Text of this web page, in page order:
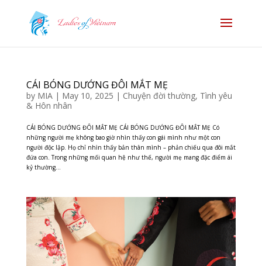
CÁI BÓNG DƯỚNG ĐÔI MẮT MẸ
by MIA| May 10, 2025 | Chuyện đời thường, Tình yêu
& Hôn nhân
CÁI BÓNG DƯỚNG ĐÔI MẮT MẸ CÁI BÓNG DƯỚNG ĐÔI MẮT MẸ Có
những người mẹ không bao giờ nhìn thấy con gái mình như một con
người độc lập. Họ chỉ nhìn thấy bản thân mình – phản chiếu qua đôi mắt
đứa con. Trong những mối quan hệ như thế, người mẹ mang đặc điểm ái
kỷ thường...